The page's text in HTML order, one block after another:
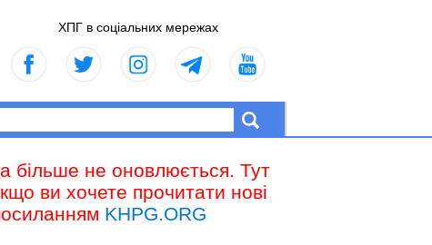
ХПГ в соціальних мережах
більше не оновлюється. Тут
ви хочете прочитати нові
KHPG.ORG